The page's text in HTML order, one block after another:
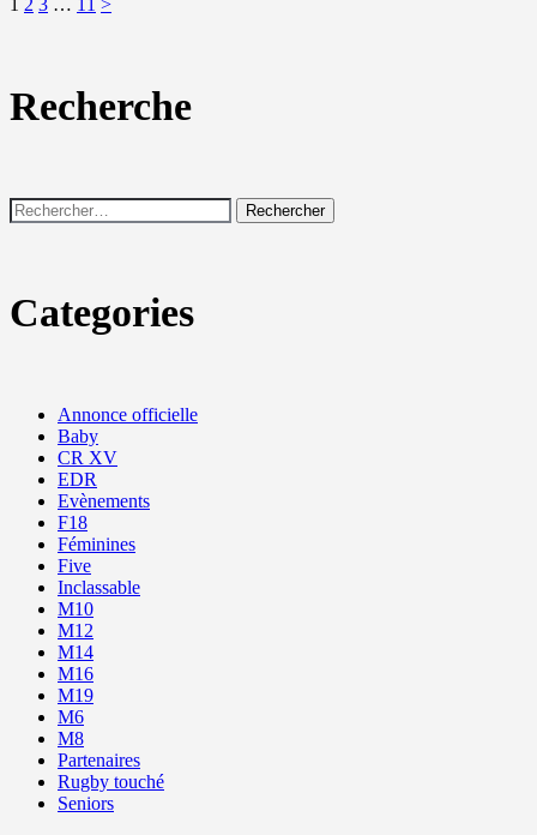
Pagination
1 2 3 … 11 >
Recherche
Rechercher :
Categories
Annonce officielle
Baby
CR XV
EDR
Evènements
F18
Féminines
Five
Inclassable
M10
M12
M14
M16
M19
M6
M8
Partenaires
Rugby touché
Seniors